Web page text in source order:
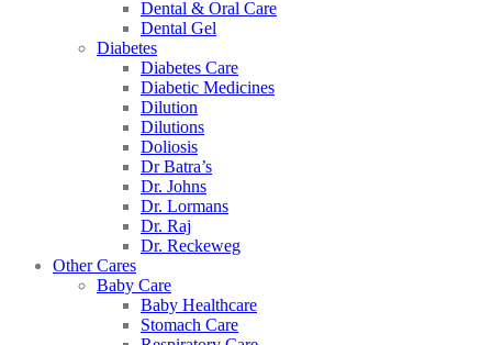
Dental & Oral Care
Dental Gel
Diabetes
Diabetes Care
Diabetic Medicines
Dilution
Dilutions
Doliosis
Dr Batra’s
Dr. Johns
Dr. Lormans
Dr. Raj
Dr. Reckeweg
Other Cares
Baby Care
Baby Healthcare
Stomach Care